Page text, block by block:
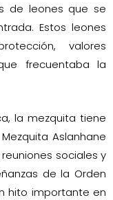
de leones que se
Estos leones
valores
frecuentaba la
la mezquita tiene
Aslanhane
sociales y
de la Orden
hito importante en